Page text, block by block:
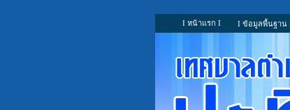
I หน้าแรก I I ข้อมูลพื้นฐาน